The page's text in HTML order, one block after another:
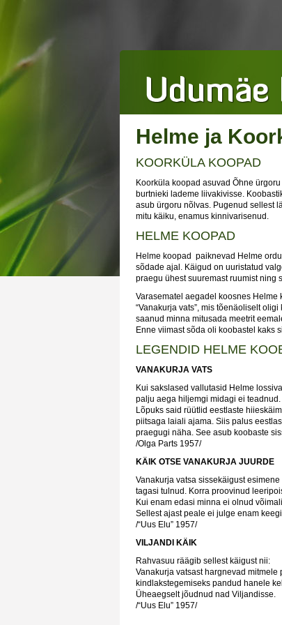
Helme ja
KOORKÜLA KOOPAD
Koorküla koopad asuvad Õhne
burtnieki lademe liivakivisse.
asub ürgoru nõlvas. Pugenud sellest
mitu käiku, enamus kinnivarisenud.
HELME KOOPAD
Helme koopad paiknevad Helme
sõdade ajal. Käigud on uuristatud
praegu ühest suuremast ruumist ning
Varasematel aegadel koosnes Helme
“Vanakurja vats”, mis tõenäoliselt
saanud minna mitusada meetrit
Enne viimast sõda oli koobastel kaks
LEGENDID HELME
VANAKURJA VATS
Kui sakslased vallutasid Helme
palju aega hiljemgi midagi ei
Lõpuks said rüütlid eestlaste
piitsaga laiali ajama. Siis palus
praegugi näha. See asub koobaste
/Olga Parts 1957/
KÄIK OTSE VANAKURJA JUURDE
Vanakurja vatsa sissekäigust
tagasi tulnud. Korra proovinud
Kui enam edasi minna ei olnud
Sellest ajast peale ei julge enam
/“Uus Elu” 1957/
VILJANDI KÄIK
Rahvasuu räägib sellest käigust nii:
Vanakurja vatsast hargnevad
kindlakstegemiseks pandud hanele
Üheaegselt jõudnud nad Viljandisse.
/“Uus Elu” 1957/